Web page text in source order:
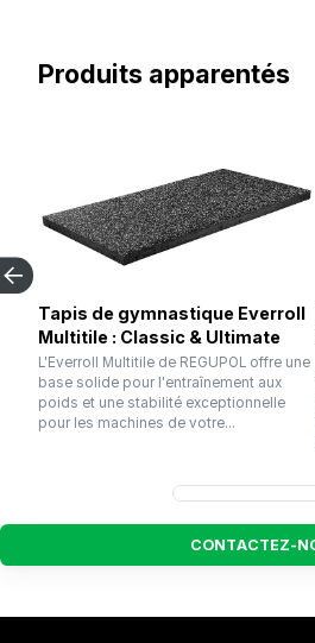
Produits apparentés
Tapis de gymnastique Everroll
Multitile : Classic & Ultimate
L'Everroll Multitile de REGUPOL offre une
base solide pour l'entraînement aux
poids et une stabilité exceptionnelle
pour les machines de votre...
CONTACTEZ-N